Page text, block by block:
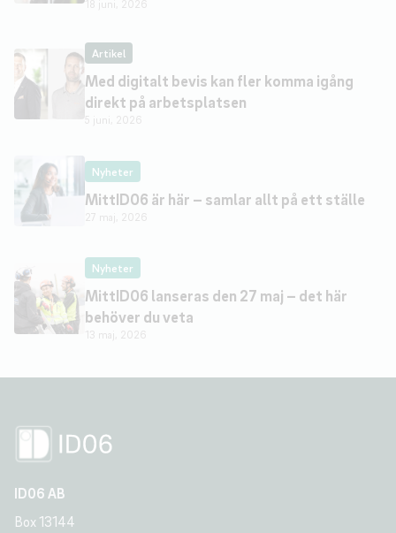
18 juni, 2026
Artikel
Med digitalt bevis kan fler komma igång
direkt på arbetsplatsen
5 juni, 2026
Nyheter
MittID06 är här – samlar allt på ett ställe
27 maj, 2026
Nyheter
MittID06 lanseras den 27 maj – det här
behöver du veta
13 maj, 2026
ID06 AB
Box 13144